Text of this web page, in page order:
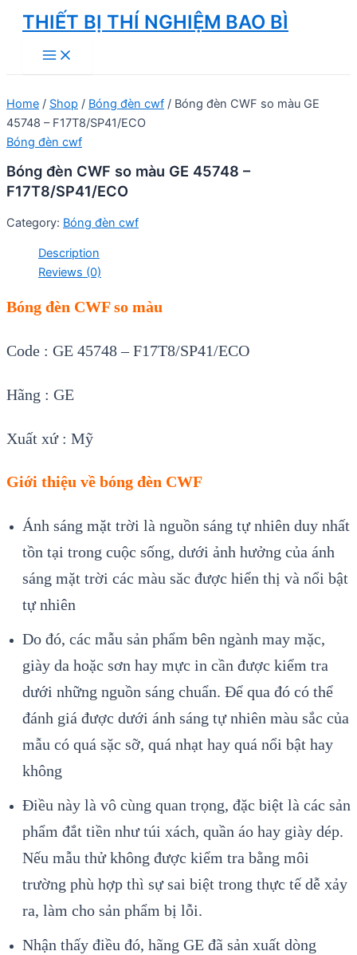
Skip
content
THIẾT BỊ THÍ NGHIỆM BAO BÌ
Main
Menu
Home / Shop / Bóng đèn cwf / Bóng đèn CWF so màu GE
45748 – F17T8/SP41/ECO
Bóng đèn cwf
Bóng đèn CWF so màu GE 45748 –
F17T8/SP41/ECO
Category: Bóng đèn cwf
Description
Reviews (0)
Bóng đèn CWF so màu
Code : GE 45748 – F17T8/SP41/ECO
Hãng : GE
Xuất xứ : Mỹ
Giới thiệu về bóng đèn CWF
Ánh sáng mặt trời là nguồn sáng tự nhiên duy nhất
tồn tại trong cuộc sống, dưới ảnh hưởng của ánh
sáng mặt trời các màu săc được hiển thị và nổi bật
tự nhiên
Do đó, các mẫu sản phẩm bên ngành may mặc,
giày da hoặc sơn hay mực in cần được kiểm tra
dưới những nguồn sáng chuẩn. Để qua đó có thể
đánh giá được dưới ánh sáng tự nhiên màu sắc của
mẫu có quá sặc sỡ, quá nhạt hay quá nổi bật hay
không
Điều này là vô cùng quan trọng, đặc biệt là các sản
phẩm đắt tiền như túi xách, quần áo hay giày dép.
Nếu mẫu thử không được kiểm tra bằng môi
trường phù hợp thì sự sai biệt trong thực tế dễ xảy
ra, làm cho sản phẩm bị lỗi.
Nhận thấy điều đó, hãng GE đã sản xuất dòng